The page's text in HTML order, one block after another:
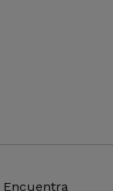
Encuentra